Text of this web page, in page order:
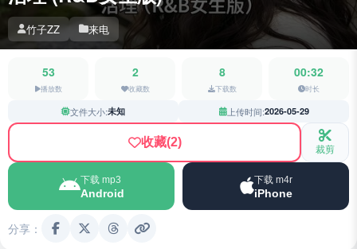
竹子ZZ 来电
53
播放数
2
收藏数
8
下载数
00:32
时长
文件大小:未知 上传时间:2026-05-29
收藏(2) 裁剪
下载 mp3
Android
下载 m4r
iPhone
分享：